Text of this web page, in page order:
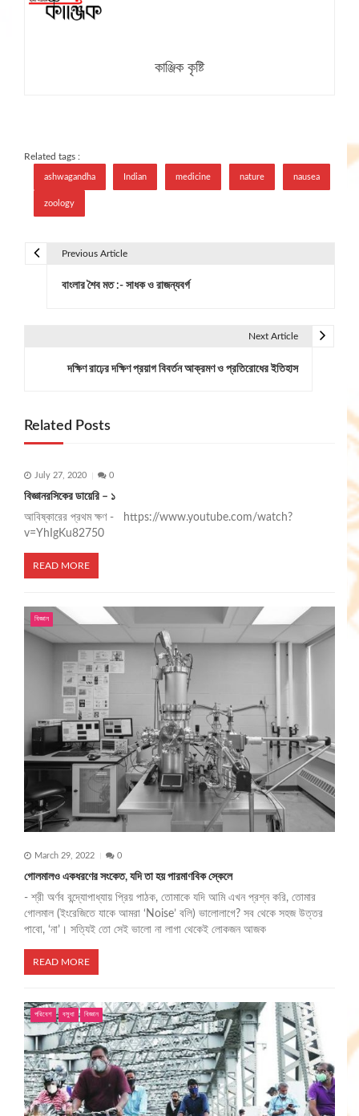
কাঞ্জিক কৃষ্টি
Related tags :
ashwagandha Indian medicine nature nausea
zoology
v
i
g
a
t
o
n
Previous Article
বাংলার শৈব মত :- সাধক ও রাজন্যবর্গ
Next Article
দক্ষিণ রাঢ়ের দক্ষিণ প্রয়াগ বিবর্তন আক্রমণ ও প্রতিরোধের ইতিহাস
Related Posts
July 27, 2020 0
বিজ্ঞানরসিকের ডায়েরি – ১
আবিষ্কারের প্রথম ক্ষণ - https://www.youtube.com/watch?
v=YhIgKu82750
READ MORE
বিজ্ঞান
March 29, 2022 0
গোলমালও একধরণের সংকেত, যদি তা হয় পারমাণবিক স্কেলে
- শ্রী অর্ণব বন্দ্যোপাধ্যায় প্রিয় পাঠক, তোমাকে যদি আমি এখন প্রশ্ন করি, তোমার
গোলমাল (ইংরেজিতে যাকে আমরা ‘Noise’ বলি) ভালোলাগে? সব থেকে সহজ উত্তর
পাবো, ‘না’। সত্যিই তো সেই ভালো না লাগা থেকেই লোকজন আজক
READ MORE
পরিবেশ বসুধা বিজ্ঞান